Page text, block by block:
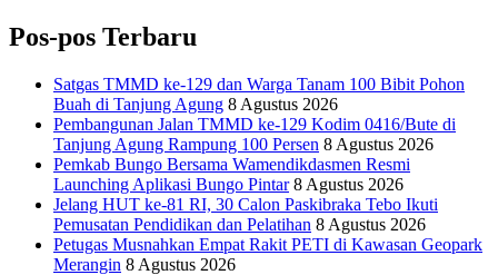
Pos-pos Terbaru
Satgas TMMD ke-129 dan Warga Tanam 100 Bibit Pohon
Buah di Tanjung Agung 8 Agustus 2026
Pembangunan Jalan TMMD ke-129 Kodim 0416/Bute di
Tanjung Agung Rampung 100 Persen 8 Agustus 2026
Pemkab Bungo Bersama Wamendikdasmen Resmi
Launching Aplikasi Bungo Pintar 8 Agustus 2026
Jelang HUT ke-81 RI, 30 Calon Paskibraka Tebo Ikuti
Pemusatan Pendidikan dan Pelatihan 8 Agustus 2026
Petugas Musnahkan Empat Rakit PETI di Kawasan Geopark
Merangin 8 Agustus 2026